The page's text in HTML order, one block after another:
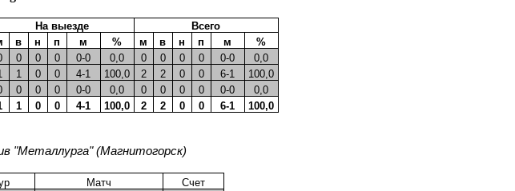
На выезде
Всего
в н п м % м в н п м
%
0 0 0 0-0 0,0 0 0 0 0 0-0
0,0
1 0 0 4-1 100,0 2 2 0 0 6-1
100,0
0 0 0 0-0 0,0 0 0 0 0 0-0
0,0
1 0 0 4-1 100,0 2 2 0 0 6-1 100,0
"Металлурга" (Магнитогорск)
Матч Счет